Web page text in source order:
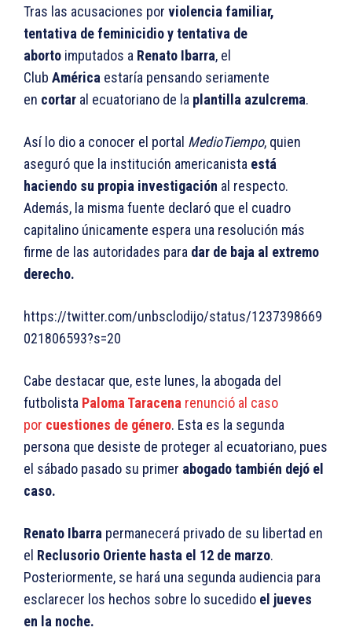
Tras las acusaciones por violencia familiar,
tentativa de feminicidio y tentativa de
aborto imputados a Renato Ibarra, el
Club América estaría pensando seriamente
en cortar al ecuatoriano de la plantilla azulcrema.
Así lo dio a conocer el portal MedioTiempo, quien
aseguró que la institución americanista está
haciendo su propia investigación al respecto.
Además, la misma fuente declaró que el cuadro
capitalino únicamente espera una resolución más
firme de las autoridades para dar de baja al extremo
derecho.
https://twitter.com/unbsclodijo/status/1237398669
021806593?s=20
Cabe destacar que, este lunes, la abogada del
futbolista Paloma Taracena renunció al caso
por cuestiones de género. Esta es la segunda
persona que desiste de proteger al ecuatoriano, pues
el sábado pasado su primer abogado también dejó el
caso.
Renato Ibarra permanecerá privado de su libertad en
el Reclusorio Oriente hasta el 12 de marzo.
Posteriormente, se hará una segunda audiencia para
esclarecer los hechos sobre lo sucedido el jueves
en la noche.